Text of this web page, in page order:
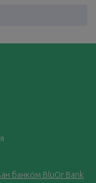
банком BluOr Bank